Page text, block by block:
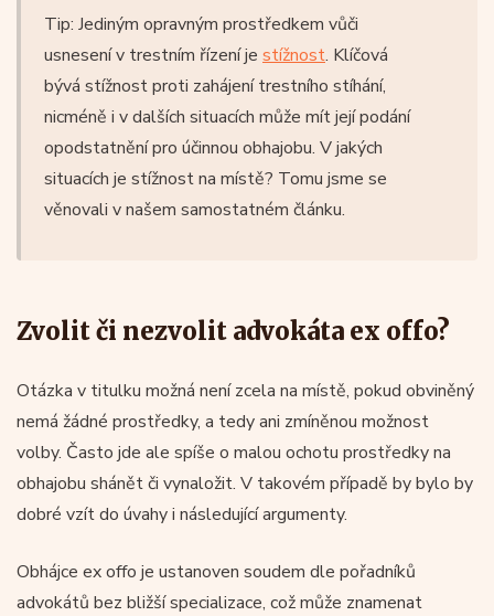
Tip: Jediným opravným prostředkem vůči
usnesení v trestním řízení je stížnost. Klíčová
bývá stížnost proti zahájení trestního stíhání,
nicméně i v dalších situacích může mít její podání
opodstatnění pro účinnou obhajobu. V jakých
situacích je stížnost na místě? Tomu jsme se
věnovali v našem samostatném článku.
Zvolit či nezvolit advokáta ex offo?
Otázka v titulku možná není zcela na místě, pokud obviněný
nemá žádné prostředky, a tedy ani zmíněnou možnost
volby. Často jde ale spíše o malou ochotu prostředky na
obhajobu shánět či vynaložit. V takovém případě by bylo by
dobré vzít do úvahy i následující argumenty.
Obhájce ex offo je ustanoven soudem dle pořadníků
advokátů bez bližší specializace, což může znamenat